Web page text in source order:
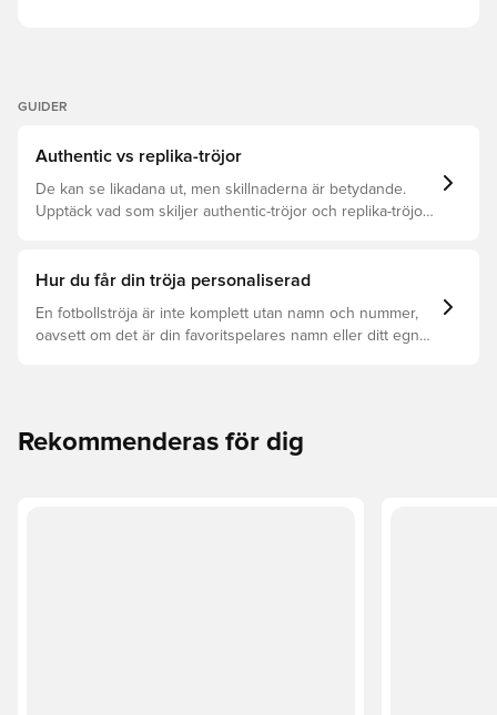
GUIDER
Authentic vs replika-tröjor
De kan se likadana ut, men skillnaderna är betydande.
Upptäck vad som skiljer authentic-tröjor och replika-tröjor
Hur du får din tröja personaliserad
En fotbollströja är inte komplett utan namn och nummer,
oavsett om det är din favoritspelares namn eller ditt egna.
Rekommenderas för dig